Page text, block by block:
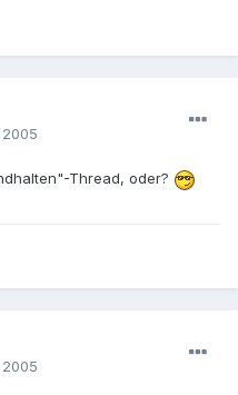
Thread, oder?